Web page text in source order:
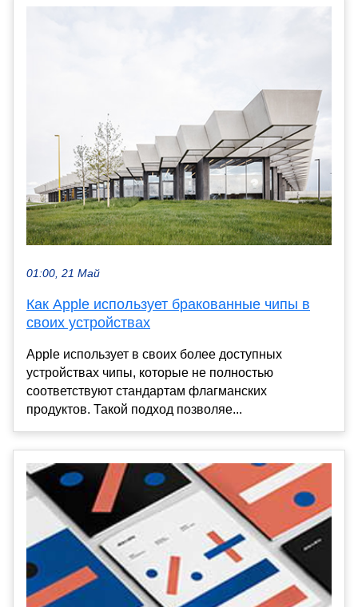
01:00, 21 Май
Как Apple использует бракованные чипы в
своих устройствах
Apple использует в своих более доступных
устройствах чипы, которые не полностью
соответствуют стандартам флагманских
продуктов. Такой подход позволяе...